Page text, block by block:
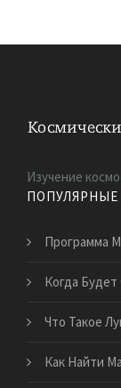
Изучение
Программа
Когда
Что Такое
Как Найти